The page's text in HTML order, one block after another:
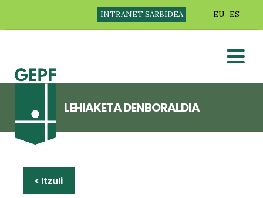
INTRANET SARBIDEA EU ES
LEHIAKETA DENBORALDIA
< Itzuli